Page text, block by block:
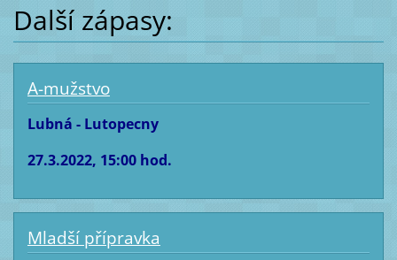
Další zápasy:
A-mužstvo
Lubná - Lutopecny
27.3.2022, 15:00 hod.
Mladší přípravka